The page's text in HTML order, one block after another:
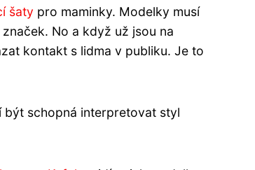
šaty pro maminky. Modelky musí
No a když už jsou na
kontakt s lidma v publiku. Je to
být schopná interpretovat styl